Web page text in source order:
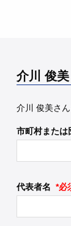
介川 俊美
介川 俊美さ
市町村または
代表者名 *必